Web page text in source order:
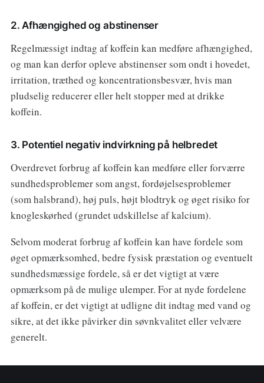
2. Afhængighed og abstinenser
Regelmæssigt indtag af koffein kan medføre afhængighed,
og man kan derfor opleve abstinenser som ondt i hovedet,
irritation, træthed og koncentrationsbesvær, hvis man
pludselig reducerer eller helt stopper med at drikke
koffein.
3. Potentiel negativ indvirkning på helbredet
Overdrevet forbrug af koffein kan medføre eller forværre
sundhedsproblemer som angst, fordøjelsesproblemer
(som halsbrand), høj puls, højt blodtryk og øget risiko for
knogleskørhed (grundet udskillelse af kalcium).
Selvom moderat forbrug af koffein kan have fordele som
øget opmærksomhed, bedre fysisk præstation og eventuelt
sundhedsmæssige fordele, så er det vigtigt at være
opmærksom på de mulige ulemper. For at nyde fordelene
af koffein, er det vigtigt at udligne dit indtag med vand og
sikre, at det ikke påvirker din søvnkvalitet eller velvære
generelt.